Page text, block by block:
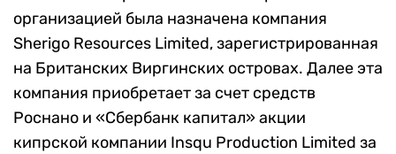
организацией была назначена компания
Sherigo Resources Limited, зарегистрированная
на Британских Виргинских островах. Далее эта
компания приобретает за счет средств
Роснано и «Сбербанк капитал» акции
кипрской компании Insqu Production Limited за